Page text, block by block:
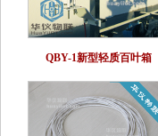
QBY-1新型轻质百叶箱